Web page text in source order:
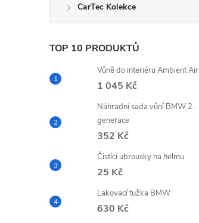
CarTec Kolekce
TOP 10 PRODUKTŮ
Vůně do interiéru Ambient Air
1 045 Kč
Náhradní sada vůní BMW 2.
generace
352 Kč
Čistící ubrousky na helmu
25 Kč
Lakovací tužka BMW
630 Kč